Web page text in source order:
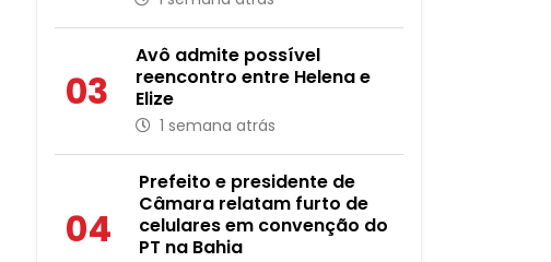
03
Avô admite possível
reencontro entre Helena e
Elize
1 semana atrás
04
Prefeito e presidente de
Câmara relatam furto de
celulares em convenção do
PT na Bahia